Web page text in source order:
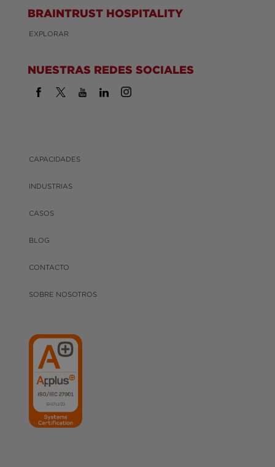
BRAINTRUST HOSPITALITY
EXPLORAR
NUESTRAS REDES SOCIALES
CAPACIDADES
INDUSTRIAS
CASOS
BLOG
CONTACTO
SOBRE NOSOTROS